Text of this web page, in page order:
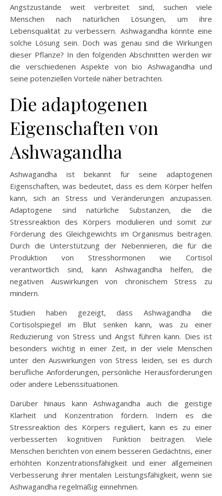
Angstzustände weit verbreitet sind, suchen viele
Menschen nach natürlichen Lösungen, um ihre
Lebensqualität zu verbessern. Ashwagandha könnte eine
solche Lösung sein. Doch was genau sind die Wirkungen
dieser Pflanze? In den folgenden Abschnitten werden wir
die verschiedenen Aspekte von bio Ashwagandha und
seine potenziellen Vorteile näher betrachten.
Die adaptogenen
Eigenschaften von
Ashwagandha
Ashwagandha ist bekannt für seine adaptogenen
Eigenschaften, was bedeutet, dass es dem Körper helfen
kann, sich an Stress und Veränderungen anzupassen.
Adaptogene sind natürliche Substanzen, die die
Stressreaktion des Körpers modulieren und somit zur
Förderung des Gleichgewichts im Organismus beitragen.
Durch die Unterstützung der Nebennieren, die für die
Produktion von Stresshormonen wie Cortisol
verantwortlich sind, kann Ashwagandha helfen, die
negativen Auswirkungen von chronischem Stress zu
mindern.
Studien haben gezeigt, dass Ashwagandha die
Cortisolspiegel im Blut senken kann, was zu einer
Reduzierung von Stress und Angst führen kann. Dies ist
besonders wichtig in einer Zeit, in der viele Menschen
unter den Auswirkungen von Stress leiden, sei es durch
berufliche Anforderungen, persönliche Herausforderungen
oder andere Lebenssituationen.
Darüber hinaus kann Ashwagandha auch die geistige
Klarheit und Konzentration fördern. Indem es die
Stressreaktion des Körpers reguliert, kann es zu einer
verbesserten kognitiven Funktion beitragen. Viele
Menschen berichten von einem besseren Gedächtnis, einer
erhöhten Konzentrationsfähigkeit und einer allgemeinen
Verbesserung ihrer mentalen Leistungsfähigkeit, wenn sie
Ashwagandha regelmäßig einnehmen.